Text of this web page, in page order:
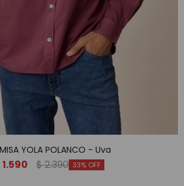
YOLA POLANCO - Uva
1.590 $2.390 33